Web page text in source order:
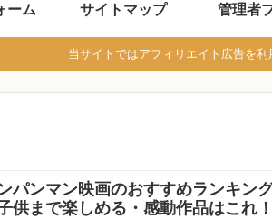
ーム サイトマップ 管理者
当サイトではアフィリエイト広告を利
パンマン映画のおすすめランキン
供まで楽しめる・感動作品はこれ！